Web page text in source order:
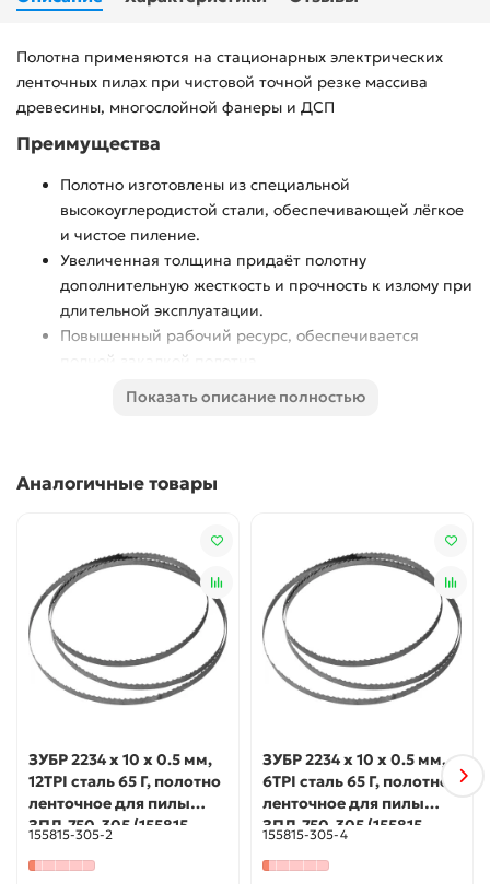
Полотна применяются на стационарных электрических
ленточных пилах при чистовой точной резке массива
древесины, многослойной фанеры и ДСП
Преимущества
Полотно изготовлены из специальной
высокоуглеродистой стали, обеспечивающей лёгкое
и чистое пиление.
Увеличенная толщина придаёт полотну
дополнительную жесткость и прочность к излому при
длительной эксплуатации.
Повышенный рабочий ресурс, обеспечивается
полной закалкой полотна.
Использование
фанеры.
Показать описание полностью
Аналогичные товары
ЗУБР 2234 х 10 х 0.5 мм,
12TPI сталь 65 Г, полотно
ленточное для пилы
ЗПЛ-750-305 (155815-
305-2)
155815-305-2
ЗУБР 2234 х 10 х 0.5 мм,
6TPI сталь 65 Г, полотно
ленточное для пилы
ЗПЛ-750-305 (155815-
305-4)
155815-305-4